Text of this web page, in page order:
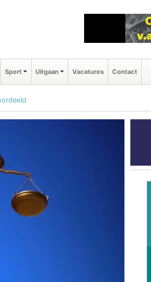
Sport Uitgaan Vacatures Contact